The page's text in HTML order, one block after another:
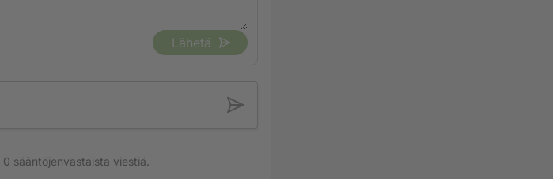
Lähetä
0 sääntöjenvastaista viestiä.